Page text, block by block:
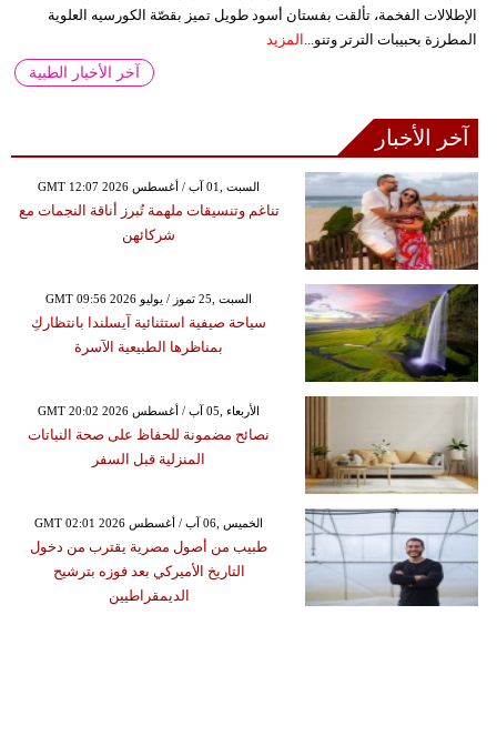
الإطلالات الفخمة، تألقت بفستان أسود طويل تميز بقصّة الكورسيه العلوية
المطرزة بحبيبات الترتر وتنو... المزيد
آخر الأخبار الطبية
آخر الأخبار
GMT 12:07 2026 السبت ,01 آب / أغسطس
تناغم وتنسيقات ملهمة تُبرز أناقة النجمات مع
شركائهن
GMT 09:56 2026 السبت ,25 تموز / يوليو
سياحة صيفية استثنائية آيسلندا بانتظاركِ
بمناظرها الطبيعية الآسرة
GMT 20:02 2026 الأربعاء ,05 آب / أغسطس
نصائح مضمونة للحفاظ على صحة النباتات
المنزلية قبل السفر
GMT 02:01 2026 الخميس ,06 آب / أغسطس
طبيب من أصول مصرية يقترب من دخول
التاريخ الأميركي بعد فوزه بترشيح
الديمقراطيين